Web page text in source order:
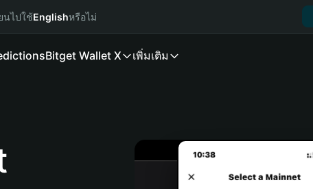
นไปใช้Englishหรือไม่
Bitget Wallet X เพิ่มเติม